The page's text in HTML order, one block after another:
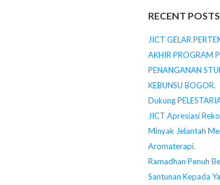
RECENT POSTS
JICT GELAR
AKHIR PROGRAM
PENANGANAN
KEBUNSU BOGOR.
Dukung
JICT Apresiasi
Minyak Jelantah
Aromaterapi.
Ramadhan Penuh
Santunan Kepada